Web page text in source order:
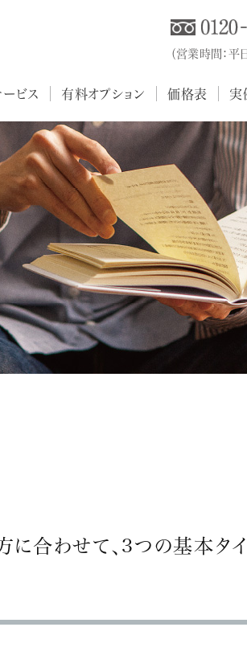
（営業時間：
ビス 有料オプション 価格表 実
合わせて、3つの基本タイ